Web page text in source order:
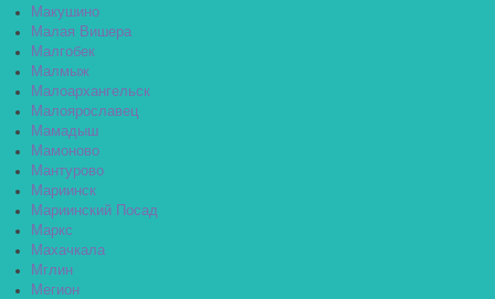
Макушино
Малая Вишера
Малгобек
Малмыж
Малоархангельск
Малоярославец
Мамадыш
Мамоново
Мантурово
Мариинск
Мариинский Посад
Маркс
Махачкала
Мглин
Мегион